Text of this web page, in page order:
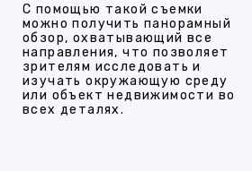
С помощью такой съемки
можно получить панорамный
обзор, охватывающий все
направления, что позволяет
зрителям исследовать и
изучать окружающую среду
или объект недвижимости во
всех деталях.